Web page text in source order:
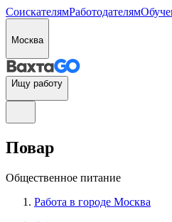
СоискателямРаботодателям
Москва
Ищу работу
Повар
Общественное питание
Работа в городе Москва